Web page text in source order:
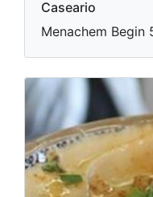
Caseario
Menachem Begin